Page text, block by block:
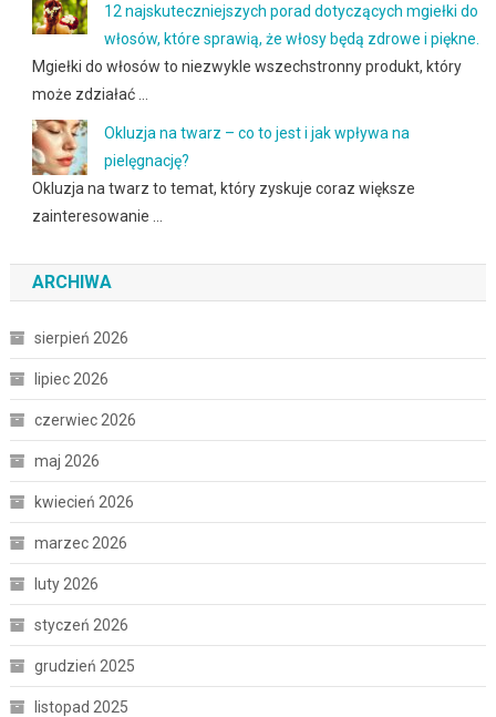
12 najskuteczniejszych porad dotyczących mgiełki do
włosów, które sprawią, że włosy będą zdrowe i piękne.
Mgiełki do włosów to niezwykle wszechstronny produkt, który
może zdziałać …
Okluzja na twarz – co to jest i jak wpływa na
pielęgnację?
Okluzja na twarz to temat, który zyskuje coraz większe
zainteresowanie …
ARCHIWA
sierpień 2026
lipiec 2026
czerwiec 2026
maj 2026
kwiecień 2026
marzec 2026
luty 2026
styczeń 2026
grudzień 2025
listopad 2025